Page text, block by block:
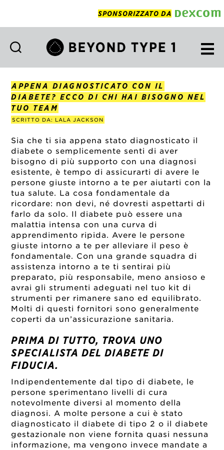
SPONSORIZZATO DA
1
Italian
APPENA DIAGNOSTICATO CON IL
DIABETE? ECCO DI CHI HAI BISOGNO NEL
TUO TEAM
SCRITTO DA: LALA JACKSON
Sia che ti sia appena stato diagnosticato il
diabete o semplicemente senti di aver
bisogno di più supporto con una diagnosi
esistente, è tempo di assicurarti di avere le
persone giuste intorno a te per aiutarti con la
tua salute. La cosa fondamentale da
ricordare: non devi, né dovresti aspettarti di
farlo da solo. Il diabete può essere una
malattia intensa con una curva di
apprendimento ripida. Avere le persone
giuste intorno a te per alleviare il peso è
fondamentale. Con una grande squadra di
assistenza intorno a te ti sentirai più
preparato, più responsabile, meno ansioso e
avrai gli strumenti adeguati nel tuo kit di
strumenti per rimanere sano ed equilibrato.
Molti di questi fornitori sono generalmente
coperti da un’assicurazione sanitaria.
PRIMA DI TUTTO, TROVA UNO
SPECIALISTA DEL DIABETE DI
FIDUCIA.
Indipendentemente dal tipo di diabete, le
persone sperimentano livelli di cura
notevolmente diversi al momento della
diagnosi. A molte persone a cui è stato
diagnosticato il diabete di tipo 2 o il diabete
gestazionale non viene fornita quasi nessuna
informazione, ma vengono invece mandate a